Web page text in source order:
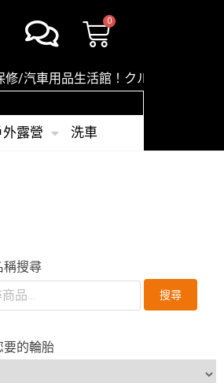
/汽車用品生活館！クルマのことなら
外露營 洗車
稱搜尋
搜尋
要的輪胎